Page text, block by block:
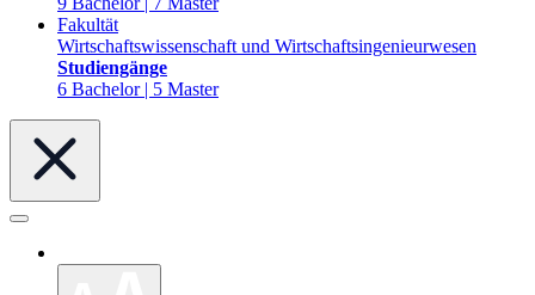
Fakultät
Wirtschaftswissenschaft und Wirtschaftsingenieurwesen
Studiengänge
6 Bachelor | 5 Master